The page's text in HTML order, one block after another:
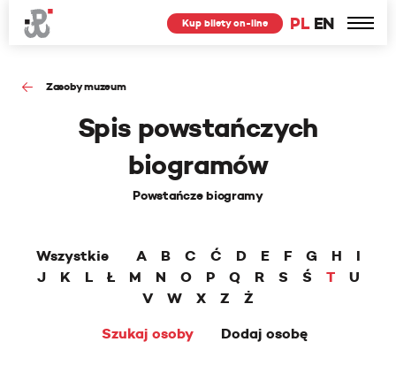
PL EN
Kup bilety on-line
Zasoby muzeum
Spis powstańczych
biogramów
Powstańcze biogramy
Wszystkie A B C Ć D E F G H
I
J
K L Ł M N O P Q R S Ś T
U
V
W X Z
Ż
Szukaj osoby
Dodaj osobę